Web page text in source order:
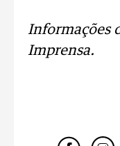
Informações
Imprensa.